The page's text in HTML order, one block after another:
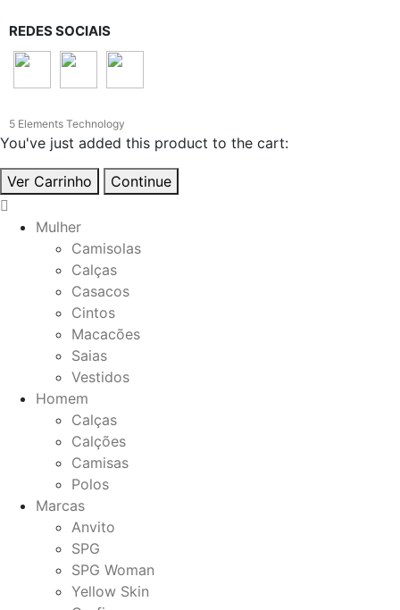
REDES SOCIAIS
5 Elements Technology
You've just added this product to the cart:
Ver Carrinho Continue
Mulher
Camisolas
Calças
Casacos
Cintos
Macacões
Saias
Vestidos
Homem
Calças
Calções
Camisas
Polos
Marcas
Anvito
SPG
SPG Woman
Yellow Skin